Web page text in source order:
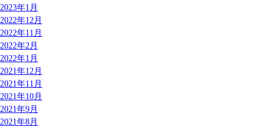
2023年1月
2022年12月
2022年11月
2022年2月
2022年1月
2021年12月
2021年11月
2021年10月
2021年9月
2021年8月